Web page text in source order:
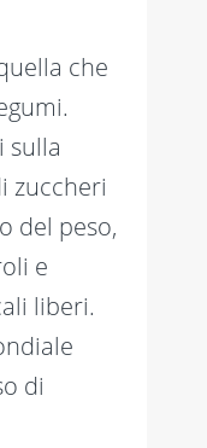
che
sulla
zuccheri
del peso,
e
liberi.
di